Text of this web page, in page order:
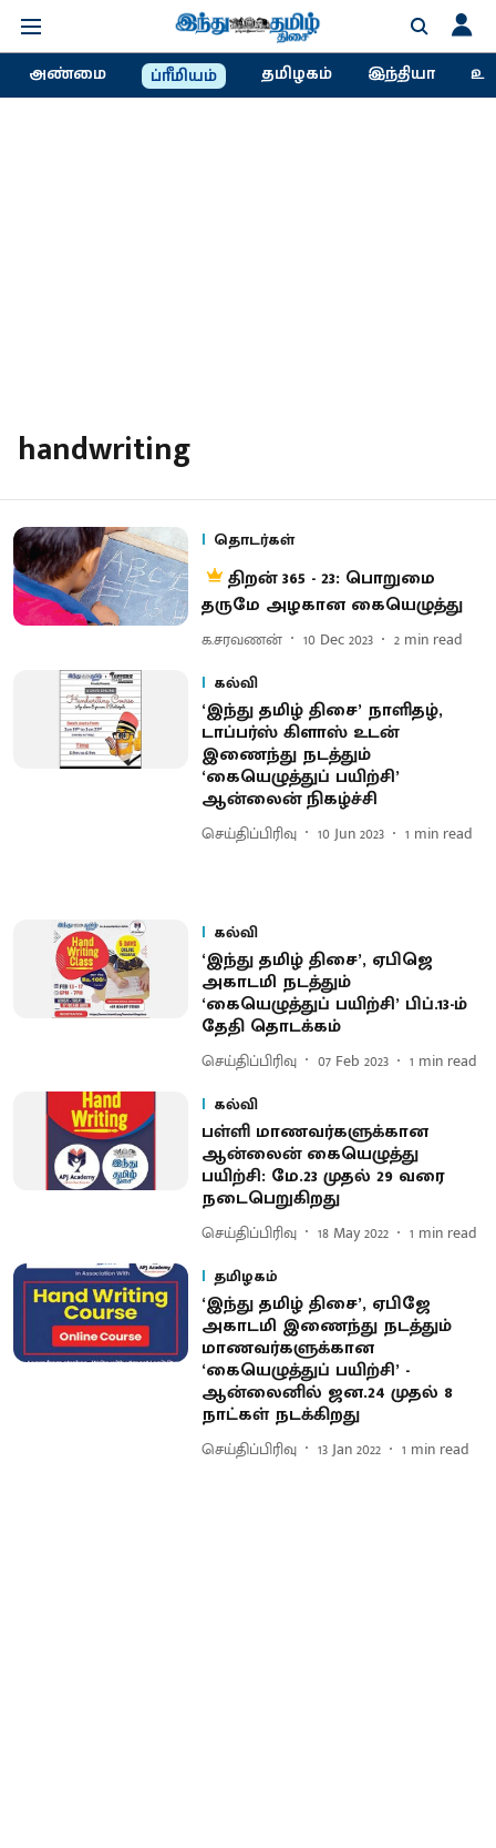
அண்மை ப்ரீமியம் தமிழகம் இந்தியா
handwriting
தொடர்கள்
திறன் 365 - 23: பொறுமை
தருமே அழகான கையெழுத்து
க.சரவணன் 10 Dec 2023 2 min read
கல்வி
‘இந்து தமிழ் திசை’ நாளிதழ்,
டாப்பர்ஸ் கிளாஸ் உடன்
இணைந்து நடத்தும்
‘கையெழுத்துப் பயிற்சி’
ஆன்லைன் நிகழ்ச்சி
செய்திப்பிரிவு 10 Jun 2023 1 min read
கல்வி
‘இந்து தமிழ் திசை’, ஏபிஜெ
அகாடமி நடத்தும்
‘கையெழுத்துப் பயிற்சி’ பிப்.13-ம்
தேதி தொடக்கம்
செய்திப்பிரிவு 07 Feb 2023 1 min read
கல்வி
பள்ளி மாணவர்களுக்கான
ஆன்லைன் கையெழுத்து
பயிற்சி: மே.23 முதல் 29 வரை
நடைபெறுகிறது
செய்திப்பிரிவு 18 May 2022 1 min read
தமிழகம்
‘இந்து தமிழ் திசை’, ஏபிஜே
அகாடமி இணைந்து நடத்தும்
மாணவர்களுக்கான
‘கையெழுத்துப் பயிற்சி’ -
ஆன்லைனில் ஜன.24 முதல் 8
நாட்கள் நடக்கிறது
செய்திப்பிரிவு 13 Jan 2022 1 min read